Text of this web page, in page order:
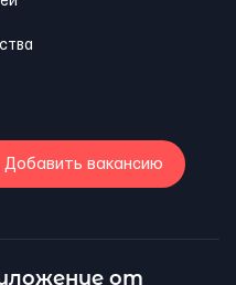
Добавить вакансию
от